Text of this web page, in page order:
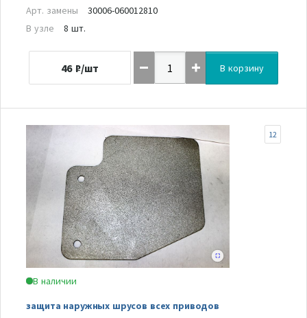
Арт. замены
30006-060012810
В узле
8 шт.
46 ₽/шт В корзину
В наличии
защита наружных шрусов всех приводов
12